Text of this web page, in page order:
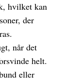
hvilket kan
der
når det
helt.
eller